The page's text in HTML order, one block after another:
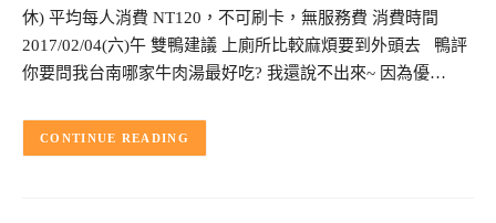
休) 平均每人消費 NT120，不可刷卡，無服務費 消費時間
2017/02/04(六)午 雙鴨建議 上廁所比較麻煩要到外頭去 鴨評
你要問我台南哪家牛肉湯最好吃? 我還說不出來~ 因為優…
CONTINUE READING